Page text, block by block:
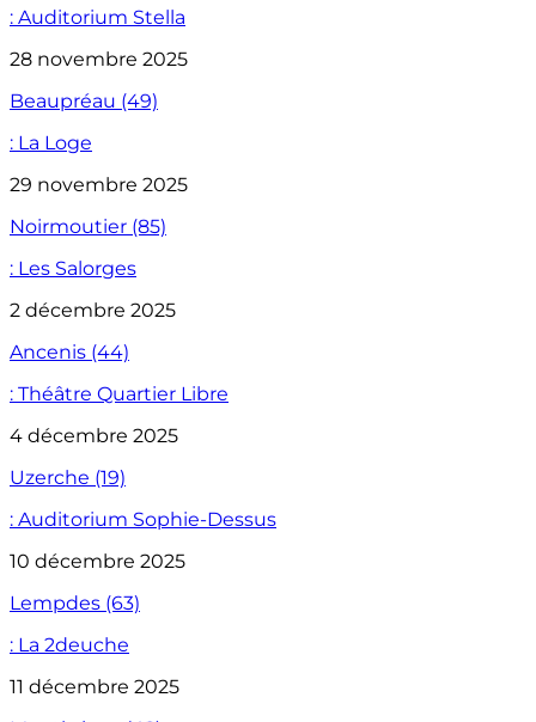
: Auditorium Stella
28 novembre 2025
Beaupréau (49)
: La Loge
29 novembre 2025
Noirmoutier (85)
: Les Salorges
2 décembre 2025
Ancenis (44)
: Théâtre Quartier Libre
4 décembre 2025
Uzerche (19)
: Auditorium Sophie-Dessus
10 décembre 2025
Lempdes (63)
: La 2deuche
11 décembre 2025